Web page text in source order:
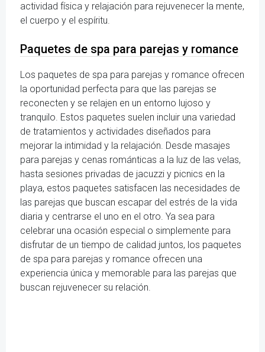
actividad física y relajación para rejuvenecer la mente,
el cuerpo y el espíritu.
Paquetes de spa para parejas y romance
Los paquetes de spa para parejas y romance ofrecen
la oportunidad perfecta para que las parejas se
reconecten y se relajen en un entorno lujoso y
tranquilo. Estos paquetes suelen incluir una variedad
de tratamientos y actividades diseñados para
mejorar la intimidad y la relajación. Desde masajes
para parejas y cenas románticas a la luz de las velas,
hasta sesiones privadas de jacuzzi y picnics en la
playa, estos paquetes satisfacen las necesidades de
las parejas que buscan escapar del estrés de la vida
diaria y centrarse el uno en el otro. Ya sea para
celebrar una ocasión especial o simplemente para
disfrutar de un tiempo de calidad juntos, los paquetes
de spa para parejas y romance ofrecen una
experiencia única y memorable para las parejas que
buscan rejuvenecer su relación.